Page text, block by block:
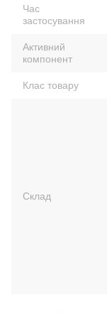
Час
застосування
Активний
компонент
Клас товару
Склад